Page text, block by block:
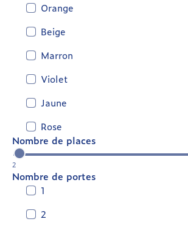
Orange
Beige
Marron
Violet
Jaune
Rose
Nombre de places
2
Nombre de portes
1
2